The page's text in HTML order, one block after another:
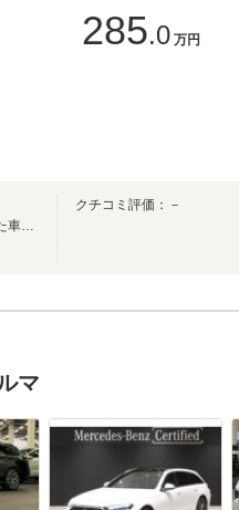
285.0 万円
創業３０年の実績を生かしお客様のご希望に合った車輌をお探しいたします。
クチコミ評価：－
マ